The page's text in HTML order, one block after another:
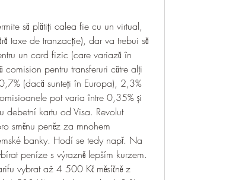
să plătiți calea fie cu un virtual,
taxe de tranzacție), dar va trebui să
un card fizic (care variază în
pentru transferuri către alți
(dacă sunteți în Europa), 2,3%
pot varia între 0,35% și
debetní kartu od Visa. Revolut
směnu peněz za mnohem
banky. Hodí se tedy např. Na
peníze s výrazně lepším kurzem.
vybrat až 4 500 Kč měsíčně z